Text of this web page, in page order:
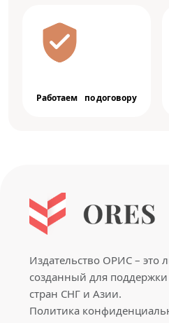
Работаем по договору
Издательство ОРИС – это
созданный для
стран СНГ и Азии.
Политика